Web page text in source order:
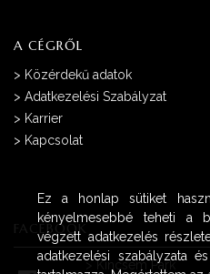
A CÉGRŐL
> Közérdekű adatok
> Adatkezelési Szabályzat
> Karrier
> Kapcsolat
FACEBOOK
>Kincsem Park
Ez a honlap sütiket
kényelmesebbé teheti a
végzett adatkezelés
adatkezelési szabályzata